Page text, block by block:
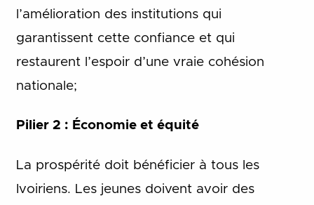
l’amélioration des institutions qui
garantissent cette confiance et qui
restaurent l’espoir d’une vraie cohésion
nationale;
Pilier 2 : Économie et équité
La prospérité doit bénéficier à tous les
Ivoiriens. Les jeunes doivent avoir des